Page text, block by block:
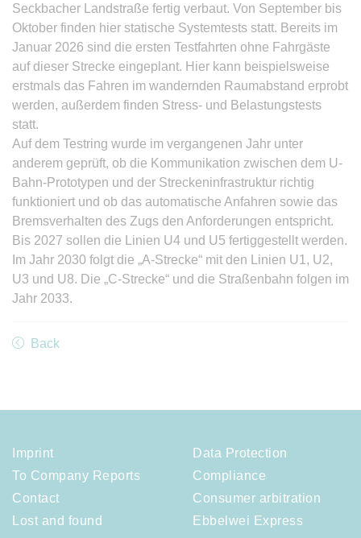
Seckbacher Landstraße fertig verbaut. Von September bis
Oktober finden hier statische Systemtests statt. Bereits im
Januar 2026 sind die ersten Testfahrten ohne Fahrgäste
auf dieser Strecke eingeplant. Hier kann beispielsweise
erstmals das Fahren im wandernden Raumabstand erprobt
werden, außerdem finden Stress- und Belastungstests
statt.
Auf dem Testring wurde im vergangenen Jahr unter
anderem geprüft, ob die Kommunikation zwischen dem U-
Bahn-Prototypen und der Streckeninfrastruktur richtig
funktioniert und ob das automatische Anfahren sowie das
Bremsverhalten des Zugs den Anforderungen entspricht.
Bis 2027 sollen die Linien U4 und U5 fertiggestellt werden.
Im Jahr 2030 folgt die „A-Strecke“ mit den Linien U1, U2,
U3 und U8. Die „C-Strecke“ und die Straßenbahn folgen im
Jahr 2033.
Back
Imprint
To Company Reports
Contact
Lost and found
Data Protection
Compliance
Consumer arbitration
Ebbelwei Express